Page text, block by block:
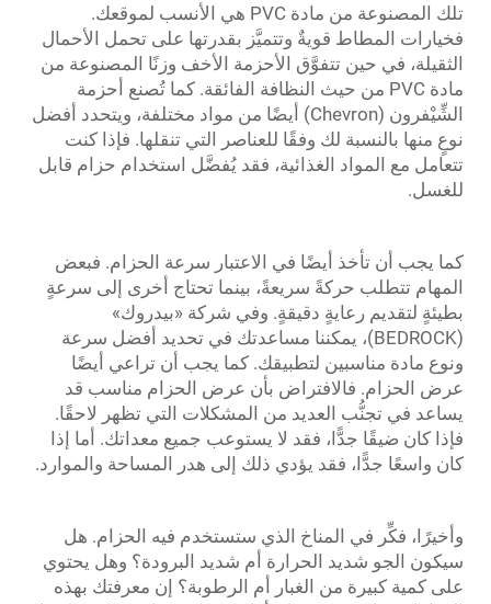
تلك المصنوعة من مادة PVC هي الأنسب لموقعك.
فخيارات المطاط قويةٌ وتتميَّز بقدرتها على تحمل الأحمال
الثقيلة، في حين تتفوَّق الأحزمة الأخف وزنًا المصنوعة من
مادة PVC من حيث النظافة الفائقة. كما تُصنع أحزمة
الشِّيْفرون (Chevron) أيضًا من مواد مختلفة، ويتحدد أفضل
نوعٍ منها بالنسبة لك وفقًا للعناصر التي تنقلها. فإذا كنت
تتعامل مع المواد الغذائية، فقد يُفضَّل استخدام حزام قابل
للغسل.
كما يجب أن تأخذ أيضًا في الاعتبار سرعة الحزام. فبعض
المهام تتطلب حركةً سريعةً، بينما تحتاج أخرى إلى سرعةٍ
بطيئةٍ لتقديم رعايةٍ دقيقةٍ. وفي شركة «بيدروك»
(BEDROCK)، يمكننا مساعدتك في تحديد أفضل سرعة
ونوع مادة مناسبين لتطبيقك. كما يجب أن تراعي أيضًا
عرض الحزام. فالافتراض بأن عرض الحزام مناسب قد
يساعد في تجنُّب العديد من المشكلات التي تظهر لاحقًا.
فإذا كان ضيقًا جدًّا، فقد لا يستوعب جميع معداتك. أما إذا
كان واسعًا جدًّا، فقد يؤدي ذلك إلى هدر المساحة والموارد.
وأخيرًا، فكِّر في المناخ الذي ستستخدم فيه الحزام. هل
سيكون الجو شديد الحرارة أم شديد البرودة؟ وهل يحتوي
على كمية كبيرة من الغبار أم الرطوبة؟ إن معرفتك بهذه